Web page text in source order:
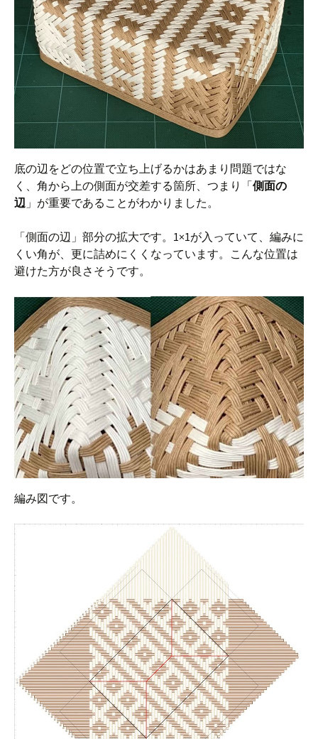
底の辺をどの位置で立ち上げるかはあまり問題ではな
く、角から上の側面が交差する箇所、つまり「側面の
辺 」が重要であることがわかりました。
「側面の辺」部分の拡大です。1×1が入っていて、編みに
くい角が、更に詰めにくくなっています。こんな位置は
避けた方が良さそうです。
編み図です。